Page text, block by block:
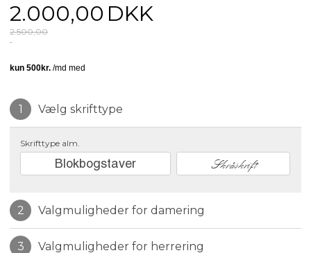
2.000,00 DKK
2.500,00
Vælg skrifttype
Skrifttype alm.
Blokbogstaver Skråskrift
Valgmuligheder for damering
Valgmuligheder for herrering